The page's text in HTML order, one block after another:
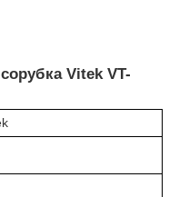
Vitek VT-